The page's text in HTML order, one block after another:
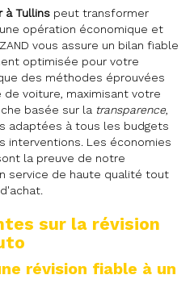
à Tullins peut transformer
opération économique et
vous assure un bilan fiable
optimisée pour votre
des méthodes éprouvées
voiture, maximisant votre
basée sur la transparence,
adaptées à tous les budgets
interventions. Les économies
la preuve de notre
service de haute qualité tout
sur la révision
révision fiable à un